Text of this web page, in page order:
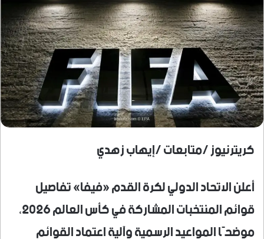
كريترنيوز /متابعات /إيهاب زهدي
أعلن الاتحاد الدولي لكرة القدم «فيفا» تفاصيل
قوائم المنتخبات المشاركة في كأس العالم 2026،
موضحًا المواعيد الرسمية وآلية اعتماد القوائم